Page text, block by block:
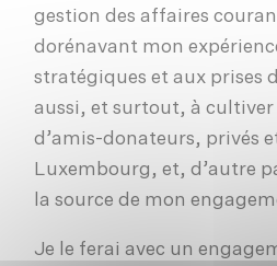
gestion des affaires
dorénavant mon
stratégiques et aux prises
aussi, et surtout, à
d’amis-donateurs, privés
Luxembourg, et, d’autre
la source de mon
Je le ferai avec un